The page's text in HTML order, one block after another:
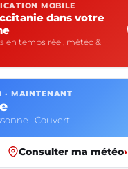
MOBILE
dans votre
en temps réel, météo &
· MAINTENANT
· Couvert
Consulter ma météo›